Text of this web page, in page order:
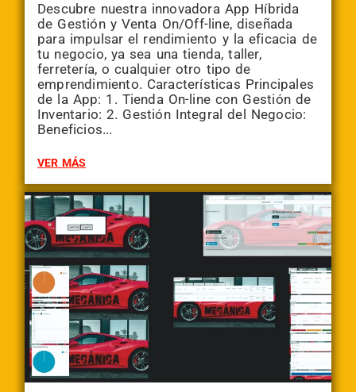
Descubre nuestra innovadora App Híbrida
de Gestión y Venta On/Off-line, diseñada
para impulsar el rendimiento y la eficacia de
tu negocio, ya sea una tienda, taller,
ferretería, o cualquier otro tipo de
emprendimiento. Características Principales
de la App: 1. Tienda On-line con Gestión de
Inventario: 2. Gestión Integral del Negocio:
Beneficios...
VER MÁS